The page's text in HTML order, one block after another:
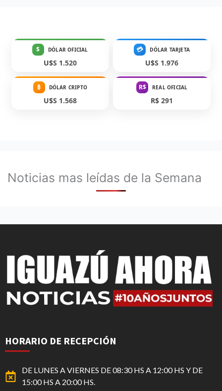
$ DÓLAR OFICIAL
U$S 1.520
💳 DÓLAR TARJETA
U$S 1.976
₿ DÓLAR CRIPTO
U$S 1.568
R$ REAL OFICIAL
R$ 291
Noticias mas leídas de la Semana
HORARIO DE RECEPCIÓN
DE LUNES A VIERNES DE 08:30 HS A 12:00 HS Y DE
15:00 HS A 20:00 HS.